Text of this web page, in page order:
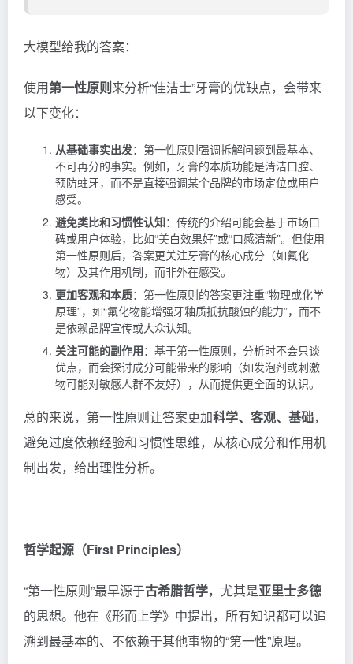
大模型给我的答案：
使用第一性原则来分析“佳洁士”牙膏的优缺点，会带来
以下变化：
从基础事实出发：第一性原则强调拆解问题到最基本、
不可再分的事实。例如，牙膏的本质功能是清洁口腔、
预防蛀牙，而不是直接强调某个品牌的市场定位或用户
感受。
避免类比和习惯性认知：传统的介绍可能会基于市场口
碑或用户体验，比如“美白效果好”或“口感清新”。但使用
第一性原则后，答案更关注牙膏的核心成分（如氟化
物）及其作用机制，而非外在感受。
更加客观和本质：第一性原则的答案更注重“物理或化学
原理”，如“氟化物能增强牙釉质抵抗酸蚀的能力”，而不
是依赖品牌宣传或大众认知。
关注可能的副作用：基于第一性原则，分析时不会只谈
优点，而会探讨成分可能带来的影响（如发泡剂或刺激
物可能对敏感人群不友好），从而提供更全面的认识。
总的来说，第一性原则让答案更加科学、客观、基础，
避免过度依赖经验和习惯性思维，从核心成分和作用机
制出发，给出理性分析。
哲学起源（First Principles）
“第一性原则”最早源于古希腊哲学，尤其是亚里士多德
的思想。他在《形而上学》中提出，所有知识都可以追
溯到最基本的、不依赖于其他事物的“第一性”原理。